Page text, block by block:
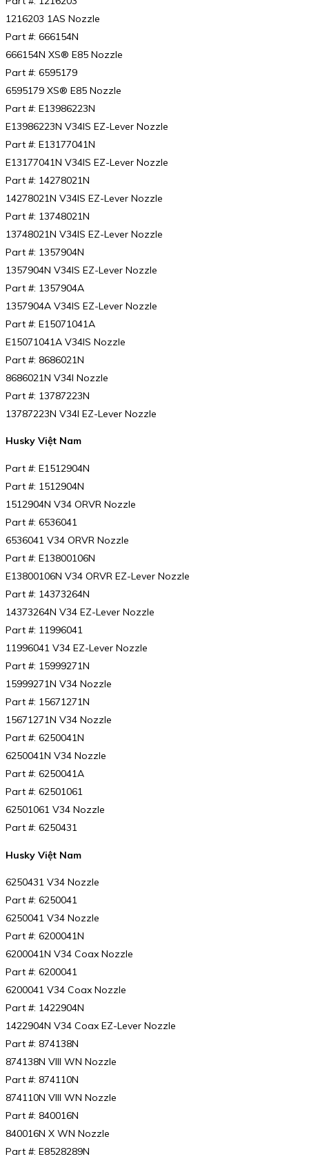
1216203 1AS Nozzle
Part #: 666154N
666154N XS® E85 Nozzle
Part #: 6595179
6595179 XS® E85 Nozzle
Part #: E13986223N
E13986223N V34IS EZ-Lever Nozzle
Part #: E13177041N
E13177041N V34IS EZ-Lever Nozzle
Part #: 14278021N
14278021N V34IS EZ-Lever Nozzle
Part #: 13748021N
13748021N V34IS EZ-Lever Nozzle
Part #: 1357904N
1357904N V34IS EZ-Lever Nozzle
Part #: 1357904A
1357904A V34IS EZ-Lever Nozzle
Part #: E15071041A
E15071041A V34IS Nozzle
Part #: 8686021N
8686021N V34I Nozzle
Part #: 13787223N
13787223N V34I EZ-Lever Nozzle
Husky Việt Nam
Part #: E1512904N
Part #: 1512904N
1512904N V34 ORVR Nozzle
Part #: 6536041
6536041 V34 ORVR Nozzle
Part #: E13800106N
E13800106N V34 ORVR EZ-Lever Nozzle
Part #: 14373264N
14373264N V34 EZ-Lever Nozzle
Part #: 11996041
11996041 V34 EZ-Lever Nozzle
Part #: 15999271N
15999271N V34 Nozzle
Part #: 15671271N
15671271N V34 Nozzle
Part #: 6250041N
6250041N V34 Nozzle
Part #: 6250041A
Part #: 62501061
62501061 V34 Nozzle
Part #: 6250431
Husky Việt Nam
6250431 V34 Nozzle
Part #: 6250041
6250041 V34 Nozzle
Part #: 6200041N
6200041N V34 Coax Nozzle
Part #: 6200041
6200041 V34 Coax Nozzle
Part #: 1422904N
1422904N V34 Coax EZ-Lever Nozzle
Part #: 874138N
874138N VIII WN Nozzle
Part #: 874110N
874110N VIII WN Nozzle
Part #: 840016N
840016N X WN Nozzle
Part #: E8528289N